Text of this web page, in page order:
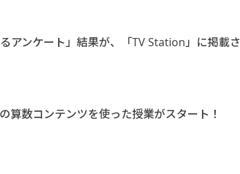
ンケート」結果が、「TV Station」に掲載さ
数コンテンツを使った授業がスタート！